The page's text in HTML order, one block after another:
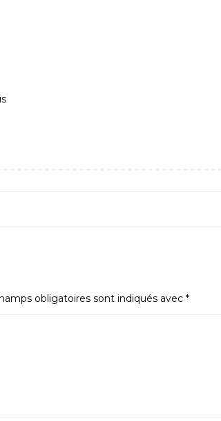
obligatoires sont indiqués avec *